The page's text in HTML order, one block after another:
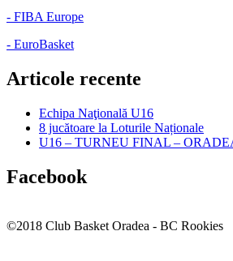
- FIBA Europe
- EuroBasket
Articole recente
Echipa Naţională U16
8 jucătoare la Loturile Naționale
U16 – TURNEU FINAL –
Facebook
©2018 Club Basket Oradea - BC Rookies